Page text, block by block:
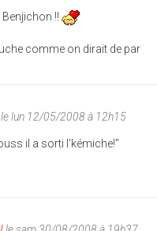
!!
comme on dirait de par
lun 12/05/2008 à 12h15
il a sorti l'kémiche!"